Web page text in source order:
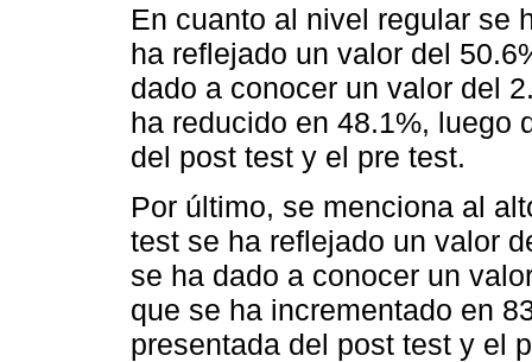
En cuanto al nivel regular se
ha reflejado un valor del
dado a conocer un valor del
ha reducido en 48.1%, luego
del post test y el pre test.
Por último, se menciona al
test se ha reflejado un valor
se ha dado a conocer un
que se ha incrementado en
presentada del post test y el